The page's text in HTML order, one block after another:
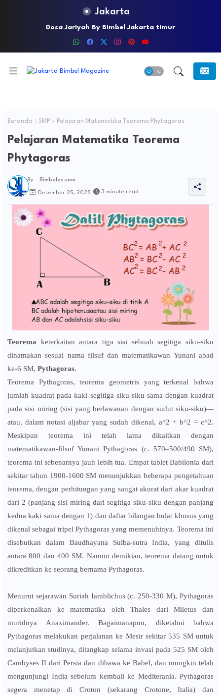
Jakarta
Dosa Jariyah By Bimbel Jakarta timur
Beranda SMP Pelajaran Matematika Teorema Phytagoras
Pelajaran Matematika Teorema
Phytagoras
By - Bimbeles.com
Desember 25, 2025 3 minute read
Teorema keterkaitan antara tiga sisi sebuah segitiga siku-siku
dinamakan sesuai nama filsuf dan matematikawan Yunani abad
ke-6 SM, Pythagoras.
Teorema Pythagoras, teorema geometris yang terkenal bahwa
jumlah kuadrat pada kaki segitiga siku-siku sama dengan kuadrat
pada sisi miring (sisi yang berlawanan dengan sudut siku-siku)—
atau, dalam notasi aljabar yang sudah dikenal, a^2 + b^2 = c^2.
Meskipun teorema ini telah lama dikaitkan dengan
matematikawan-filsuf Yunani Pythagoras (c. 570–500/490 SM),
teorema ini sebenarnya jauh lebih tua. Empat tablet Babilonia dari
sekitar tahun 1900-1600 SM menunjukkan beberapa pengetahuan
teorema, dengan perhitungan yang sangat akurat dari akar kuadrat
dari 2 (panjang sisi miring dari segitiga siku-siku dengan panjang
kedua kaki sama dengan 1) dan daftar bilangan bulat khusus yang
dikenal sebagai tripel Pythagoras yang memenuhinya. Teorema ini
disebutkan dalam Baudhayana Sulba-sutra India, yang ditulis
antara 800 dan 400 SM. Namun demikian, teorema datang untuk
dikreditkan ke seorang bernama Pythagoras.
Menurut sejarawan Suriah Iamblichus (c. 250-330 M), Pythagoras
diperkenalkan ke matematika oleh Thales dari Miletus dan
muridnya Anaximander. Bagaimanapun, diketahui bahwa
Pythagoras melakukan perjalanan ke Mesir sekitar 535 SM untuk
melanjutkan studinya, ditangkap selama invasi pada 525 SM oleh
Cambyses II dari Persia dan dibawa ke Babel, dan mungkin telah
mengunjungi India sebelum kembali ke Mediterania. Pythagoras
segera menetap di Croton (sekarang Crotone, Italia) dan